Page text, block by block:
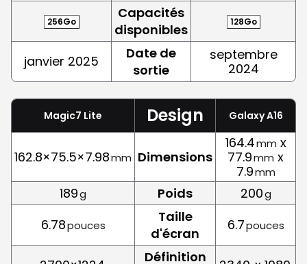
256Go
Capacités
disponibles
128Go
janvier 2025
Date de
sortie
septembre
2024
Magic7 Lite Design Galaxy A16
162.8×75.5×7.98mm Dimensions
164.4mm x
77.9mm x
7.9mm
189g Poids 200g
6.78pouces
Taille
d'écran
6.7pouces
Définition